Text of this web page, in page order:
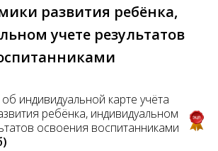
развития ребёнка,
учете результатов
индивидуальной карте учёта
ребёнка, индивидуальном
освоения воспитанниками